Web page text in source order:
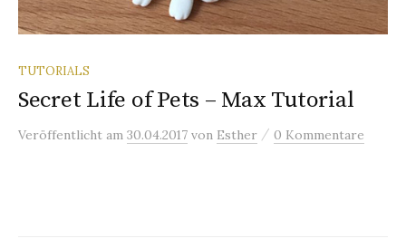
TUTORIALS
Secret Life of Pets – Max Tutorial
Veröffentlicht am 30.04.2017 von Esther / 0 Kommentare